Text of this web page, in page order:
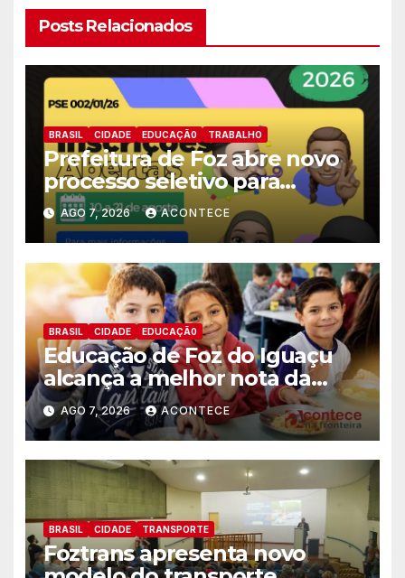
Posts Relacionados
BRASIL CIDADE EDUCAÇÃ0 TRABALHO
Prefeitura de Foz abre novo
processo seletivo para
estagiários
AGO 7, 2026 ACONTECE
BRASIL CIDADE EDUCAÇÃ0
Educação de Foz do Iguaçu
alcança a melhor nota da
história no IDEB
AGO 7, 2026 ACONTECE
BRASIL CIDADE TRANSPORTE
Foztrans apresenta novo